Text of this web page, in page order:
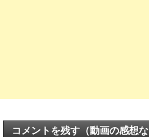
コメントを残す（動画の感想な